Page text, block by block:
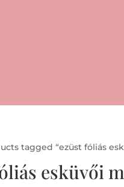
tagged “ezüst fóliás
esküvői